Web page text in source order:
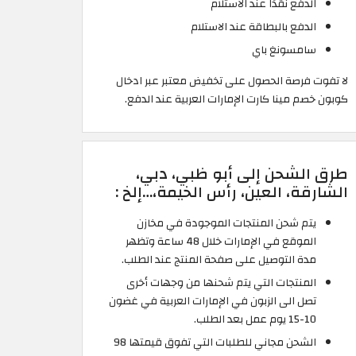
الدفع بالبطاقة عند الاستلام
سامسونغ باي
لا تفوت فرصة الحصول على تخفيض معتبر عبر ادخال
كوبون خصم مينا كارت الإمارات العربية عند الدفع.
طرق الشحن إلى أبو ظبي، دبي،
الشارقة، العين، رأس الخيمة،…إلخ :
يتم شحن المنتجات الموجودة في مخازن
الموقع في الإمارات خلال 48 ساعة وتظهر
مدة التوصيل على صفحة المنتج عند الطلب.
المنتجات التي يتم شحنها من وجهات أخرى
تصل الى الزبون في الإمارات العربية في غضون
10-15 يوم عمل بعد الطلب.
الشحن مجاني للطلبات التي تفوق قيمتها 98